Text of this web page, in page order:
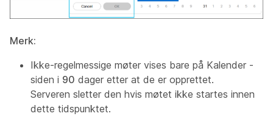
Merk:
Ikke-regelmessige møter vises bare på Kalender -
siden i 90 dager etter at de er opprettet.
Serveren sletter den hvis møtet ikke startes innen
dette tidspunktet.